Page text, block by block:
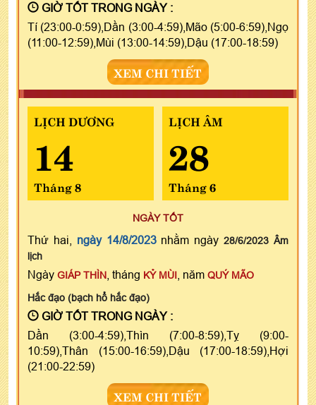
GIỜ TỐT TRONG NGÀY :
Tí (23:00-0:59),Dần (3:00-4:59),Mão (5:00-6:59),Ngọ
(11:00-12:59),Mùi (13:00-14:59),Dậu (17:00-18:59)
XEM CHI TIẾT
LỊCH DƯƠNG
14
Tháng 8
LỊCH ÂM
28
Tháng 6
NGÀY TỐT
Thứ hai, ngày 14/8/2023nhằm ngày28/6/2023 Âm
lịch
Ngày GIÁP THÌN , tháng KỶ MÙI , năm QUÝ MÃO
Hắc đạo (bạch hổ hắc đạo)
GIỜ TỐT TRONG NGÀY :
Dần (3:00-4:59),Thìn (7:00-8:59),Tỵ (9:00-
10:59),Thân (15:00-16:59),Dậu (17:00-18:59),Hợi
(21:00-22:59)
XEM CHI TIẾT